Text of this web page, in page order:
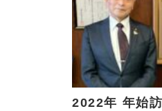
2022年 年始